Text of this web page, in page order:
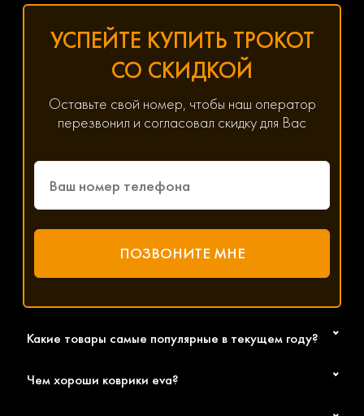
Чтобы заказать недорогие ЕВА коврики для Opel Vectra
(B) (1995-2002), оформите заявку, заполнив онлайн-
форму на нашем сайте.
Хотите получить помощь в подборе товаров? Наш
специалист всегда на связи! Позвоните по телефону
8(800) 600-89-40, 8(495) 445-55-08 или напишите в
мессенджер WhatsApp, Viber или Telegram. Менеджер
решит любой возникший вопрос, связанный с
параметрами, ценой и доставкой.
УСПЕЙТЕ КУПИТЬ ТРОКОТ
СО СКИДКОЙ
Оставьте свой номер, чтобы наш оператор
перезвонил и согласовал скидку для Вас
Какие товары самые популярные в текущем году?
Чем хороши коврики eva?